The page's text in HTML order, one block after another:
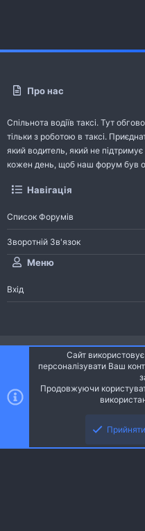
Про нас
Спільнота водіїв таксі. Тут
тільки з роботою в таксі.
який водитель, який не
кожен день, щоб наш форум був
Навігація
Список Форумів
Зворотній Зв'язок
Меню
Вхід
Ніч
Українська (UA)
S
Community platform by XenForo® ©
Community platform by XenForo
Сайт
персоналізувати Ваш
Продовжуючи
Прийняти